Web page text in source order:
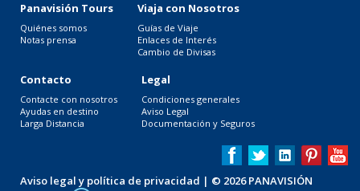
Panavisión Tours
Quiénes somos
Notas prensa
Viaja con Nosotros
Guías de Viaje
Enlaces de Interés
Cambio de Divisas
Contacto
Contacte con nosotros
Ayudas en destino
Larga Distancia
Legal
Condiciones generales
Aviso Legal
Documentación y Seguros
Aviso legal y política de privacidad | © 2026 PANAVISIÓN